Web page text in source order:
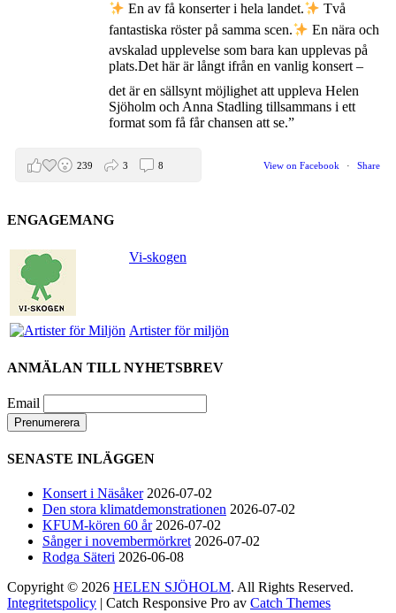
En av få konserter i hela landet.
Två
fantastiska röster på samma scen.
En nära och
avskalad upplevelse som bara kan upplevas på
plats.Det här är långt ifrån en vanlig konsert –
det är en sällsynt möjlighet att uppleva Helen
Sjöholm och Anna Stadling tillsammans i ett
format som få får chansen att se.”
View on Facebook · Share
239 3 8
Gör som jag - kom dit!! Det blir grymt
Ruben Granditsky och de är för kvällen
82
Helen Sjöholm
2 months ago
Hurra!!
Nu släpps biljetterna till ”Ritsch Ratsch på
Vasan” - den enda julshow du behöver. Sällan
tidigare har vi behövt skratta som nu!!Jacke,
ENGAGEMANG
Vi-skogen
Artister för miljön
ANMÄLAN TILL NYHETSBREV
Email
SENASTE INLÄGGEN
Konsert i Näsåker 2026-07-02
Den stora klimatdemonstrationen 2026-07-02
KFUM-kören 60 år 2026-07-02
Sånger i novembermörkret 2026-07-02
Rodga Säteri 2026-06-08
Copyright © 2026 HELEN SJÖHOLM. All Rights Reserved.
Integritetspolicy | Catch Responsive Pro av Catch Themes